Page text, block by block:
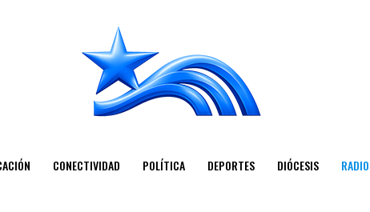
CONECTIVIDAD POLÍTICA DEPORTES DIÓCESIS